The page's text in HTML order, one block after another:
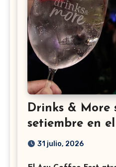
Drinks & More
setiembre en
31 julio, 2026